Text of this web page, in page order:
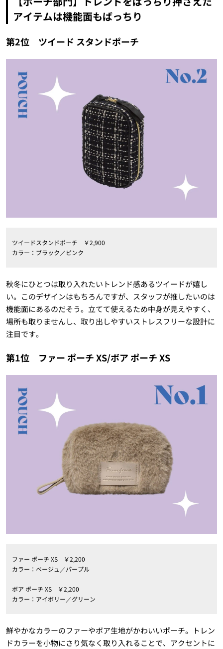
アイテムは機能面もばっちり
第2位 ツイード スタンドポーチ
ツイードスタンドポーチ ￥2,900
カラー：ブラック／ピンク
秋冬にひとつは取り入れたいトレンド感あるツイードが嬉し
い。このデザインはもちろんですが、スタッフが推したいのは
機能面にあるのだそう。立てて使えるため中身が見えやすく、
場所も取りませんし、取り出しやすいストレスフリーな設計に
注目です。
第1位 ファー ポーチ XS/ボア ポーチ XS
ファー ポーチ XS ￥2,200
カラー：ベージュ／パープル
ボア ポーチ XS ￥2,200
カラー：アイボリー／グリーン
鮮やかなカラーのファーやボア生地がかわいいポーチ。トレン
ドカラーを小物にさり気なく取り入れることで、アクセントに